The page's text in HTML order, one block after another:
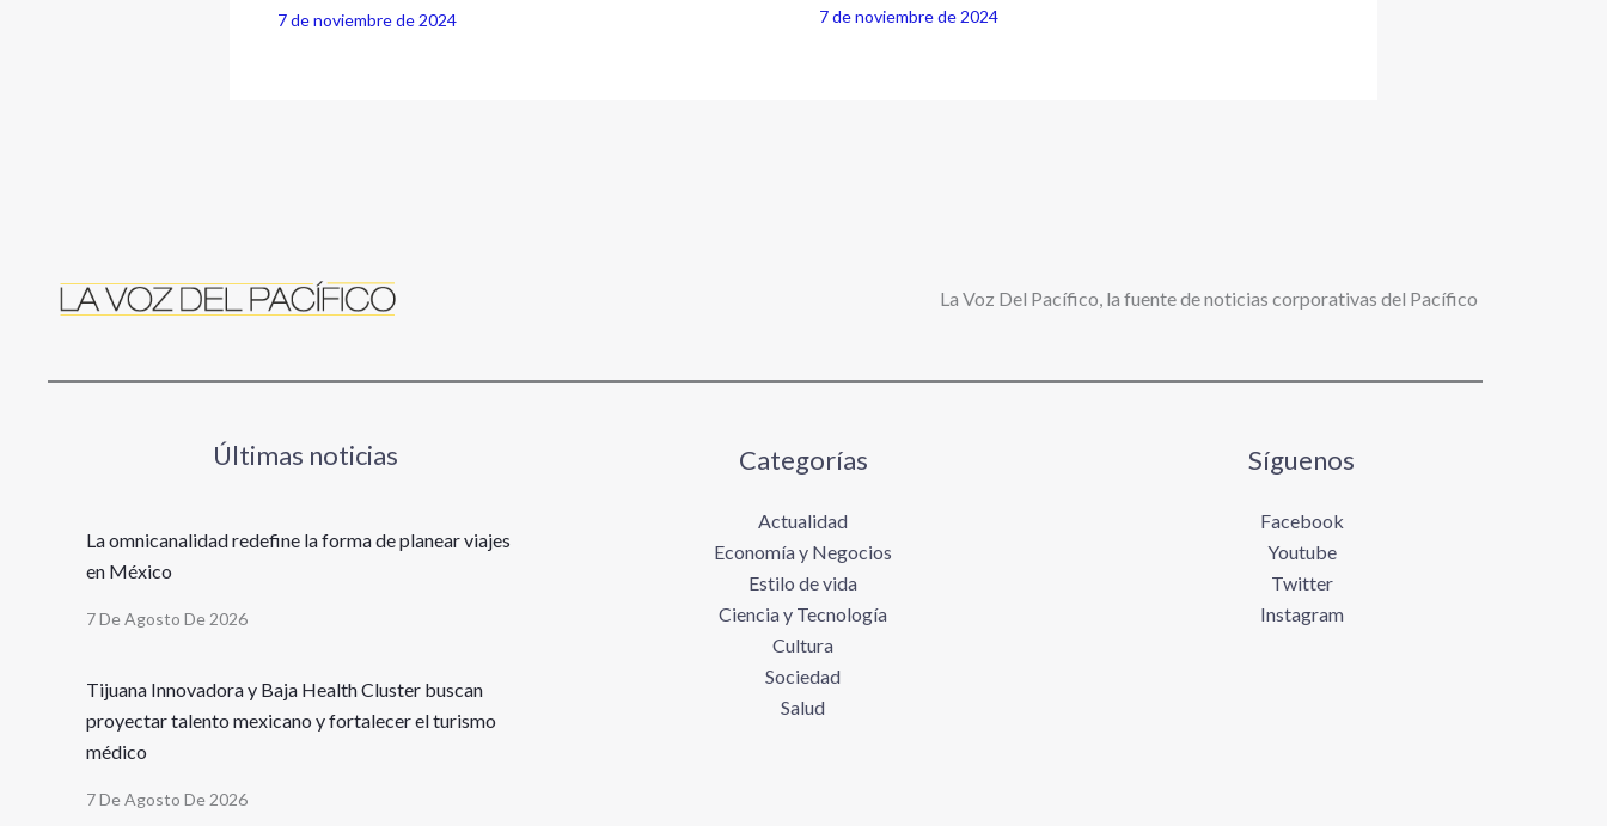
7 de noviembre de 2024 7 de noviembre de 2024
La Voz Del Pacífico, la fuente de noticias corporativas del Pacífico
Últimas noticias
La omnicanalidad redefine la forma de planear viajes
en México
7 De Agosto De 2026
Tijuana Innovadora y Baja Health Cluster buscan
proyectar talento mexicano y fortalecer el turismo
médico
7 De Agosto De 2026
Categorías
Actualidad
Economía y Negocios
Estilo de vida
Ciencia y Tecnología
Cultura
Sociedad
Salud
Síguenos
Facebook
Youtube
Twitter
Instagram